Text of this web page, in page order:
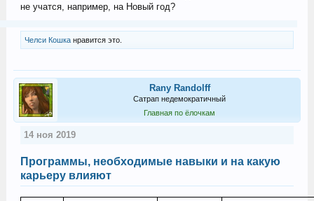
не учатся, например, на Новый год?
Челси Кошканравится это.
Rany Randolff
Сатрап недемократичный
Главная по ёлочкам
14 ноя 2019
Программы, необходимые навыки и на какую
карьеру влияют